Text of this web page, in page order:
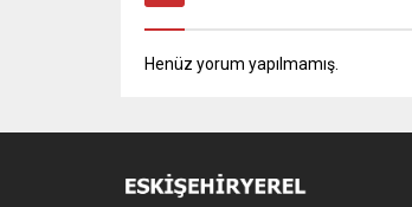
Henüz yorum yapılmamış.